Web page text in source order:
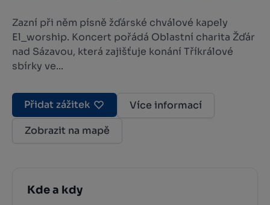
Zazní při něm písně žďárské chválové kapely
El_worship. Koncert pořádá Oblastní charita Žďár
nad Sázavou, která zajišťuje konání Tříkrálové
sbírky ve...
Přidat zážitek
Více informací
Zobrazit na mapě
Kde a kdy